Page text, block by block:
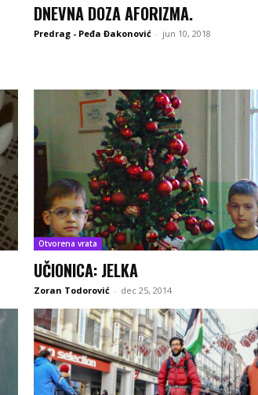
DNEVNA DOZA AFORIZMA.
Predrag - Peđa Đakonović - jun 10, 2018
Otvorena vrata
UČIONICA: JELKA
Zoran Todorović - dec 25, 2014